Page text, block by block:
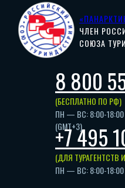
ЧЛЕН
СОЮЗА
8 800
(БЕСПЛАТНО ПО РФ)
ПН — ВС: 8:00-18:00
(GMT+3)
+7 495
(ДЛЯ ТУРАГЕНТСТВ
ПН — ВС: 8:00-18:00